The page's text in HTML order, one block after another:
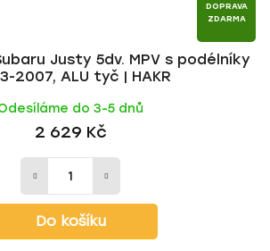
DOPRAVA
ZDARMA
Justy 5dv. MPV s podélníky
2007, ALU tyč | HAKR
do 3-5 dnů
2 629 Kč
Do košíku